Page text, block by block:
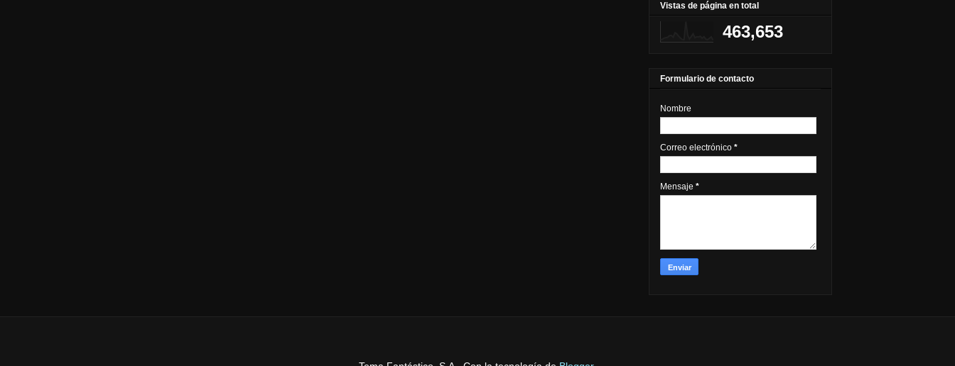
Vistas de página en total
463,653
Formulario de contacto
Nombre
Correo electrónico *
Mensaje *